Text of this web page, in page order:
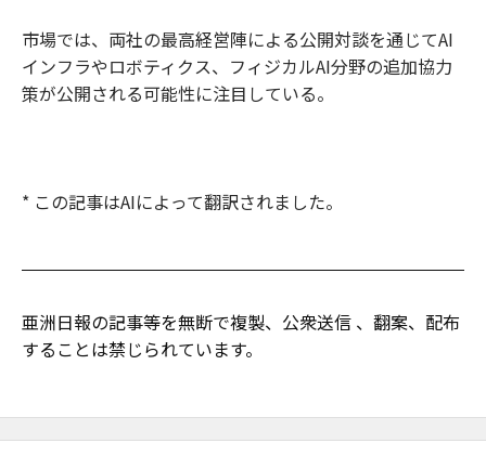
市場では、両社の最高経営陣による公開対談を通じてAI
インフラやロボティクス、フィジカルAI分野の追加協力
策が公開される可能性に注目している。
* この記事はAIによって翻訳されました。
亜洲日報の記事等を無断で複製、公衆送信 、翻案、配布
することは禁じられています。